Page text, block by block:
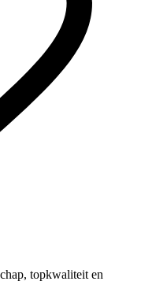
topkwaliteit en